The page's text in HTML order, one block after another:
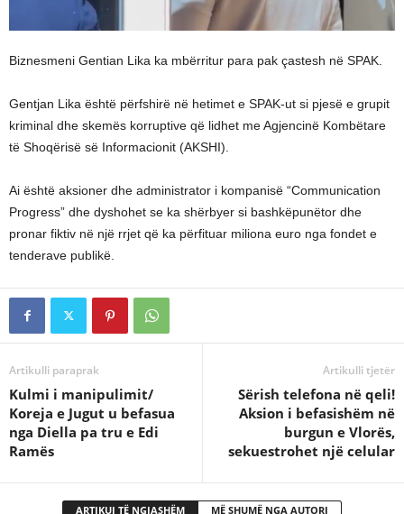
Biznesmeni Gentian Lika ka mbërritur para pak çastesh në SPAK.
Gentjan Lika është përfshirë në hetimet e SPAK-ut si pjesë e grupit
kriminal dhe skemës korruptive që lidhet me Agjencinë Kombëtare
të Shoqërisë së Informacionit (AKSHI).
Ai është aksioner dhe administrator i kompanisë “Communication
Progress” dhe dyshohet se ka shërbyer si bashkëpunëtor dhe
pronar fiktiv në një rrjet që ka përfituar miliona euro nga fondet e
tenderave publikë.
Artikulli paraprak
Kulmi i manipulimit/
Koreja e Jugut u befasua
nga Diella pa tru e Edi
Ramës
Artikulli tjetër
Sërish telefona në qeli!
Aksion i befasishëm në
burgun e Vlorës,
sekuestrohet një celular
ARTIKUJ TË NGJASHËM MË SHUMË NGA AUTORI